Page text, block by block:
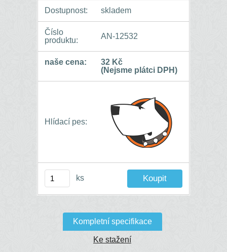
Dostupnost: skladem
Číslo
produktu:
AN-12532
naše cena:
32 Kč
(Nejsme plátci DPH)
Hlídací pes:
ks
Kompletní specifikace
Ke stažení